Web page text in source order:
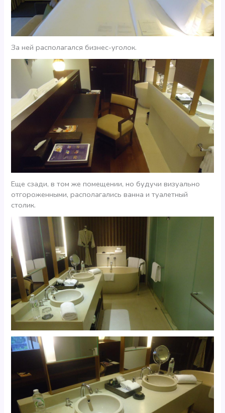
За ней располагался бизнес-уголок.
Еще сзади, в том же помещении, но будучи визуально
отгороженными, располагались ванна и туалетный
столик.